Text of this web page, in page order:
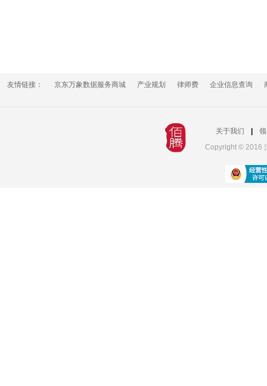
友情链接： 京东万象数据服务商城 产业规划 律师费 企业信息查询
关于我们
Copyright © 2016